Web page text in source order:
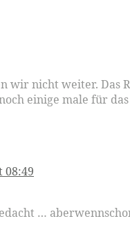
wir nicht weiter. Das
einige male für
08:49
…